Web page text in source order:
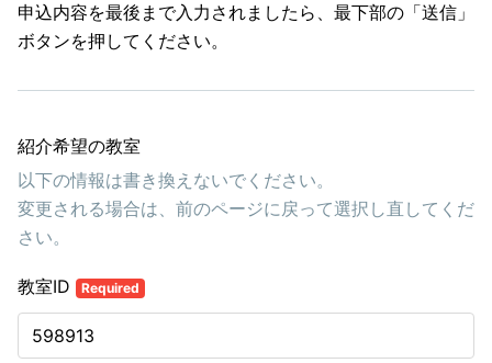
申込内容を最後まで入力されましたら、最下部の「送信」
ボタンを押してください。
紹介希望の教室
以下の情報は書き換えないでください。
変更される場合は、前のページに戻って選択し直してくだ
さい。
教室ID Required